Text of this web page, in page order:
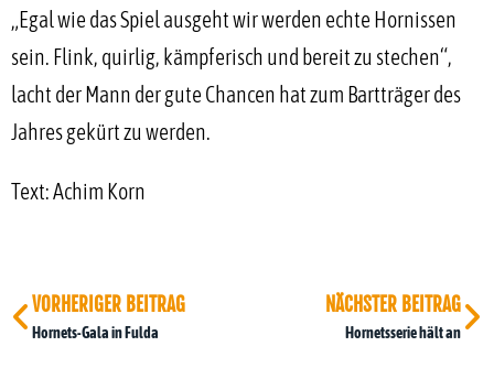
„Egal wie das Spiel ausgeht wir werden echte Hornissen
sein. Flink, quirlig, kämpferisch und bereit zu stechen“,
lacht der Mann der gute Chancen hat zum Bartträger des
Jahres gekürt zu werden.
Text: Achim Korn
VORHERIGER BEITRAG
Hornets-Gala in Fulda
NÄCHSTER BEITRAG
Hornetsserie hält an